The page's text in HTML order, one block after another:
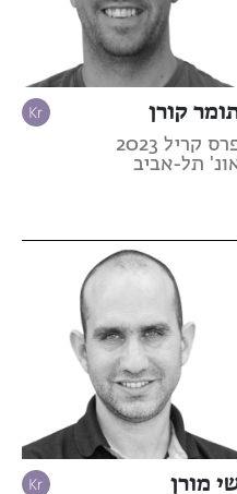
קורן
קריל 2023
תל-אביב
מורן